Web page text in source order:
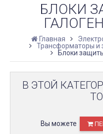
БЛОКИ
Главная
Трансформаторы и
Блоки
В ЭТОЙ
Вы можете